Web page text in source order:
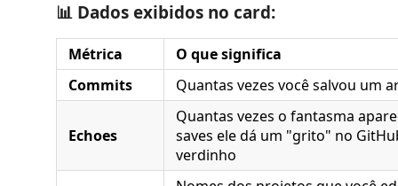
📊 Dados exibidos no card:
Métrica
O que significa
Commits
Quantas vezes você salvou um
Echoes
Quantas vezes o fantasma
saves ele dá um "grito" no
verdinho